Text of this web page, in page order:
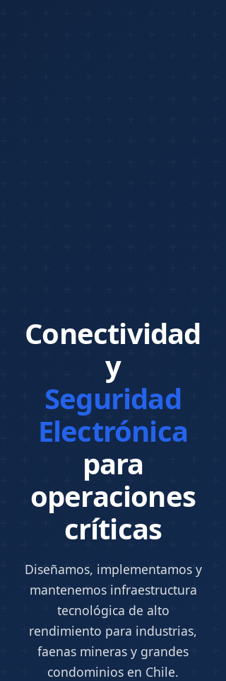
Conectividad
y
Seguridad
Electrónica
para
operaciones
críticas
Diseñamos, implementamos y
mantenemos infraestructura
tecnológica de alto
rendimiento para industrias,
faenas mineras y grandes
condominios en Chile.